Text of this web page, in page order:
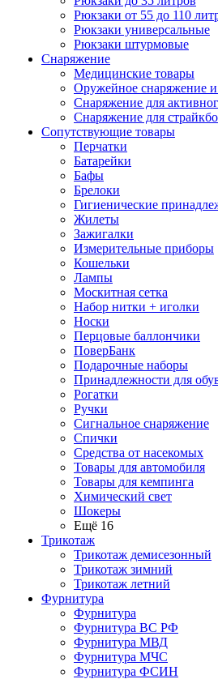
Рюкзаки от 55 до 110
Рюкзаки универсальные
Рюкзаки штурмовые
Снаряжение
Медицинские товары
Оружейное снаряжение
Снаряжение для
Снаряжение для
Сопутствующие товары
Перчатки
Батарейки
Бафы
Брелоки
Гигиенические
Жилеты
Зажигалки
Измерительные приборы
Кошельки
Лампы
Москитная сетка
Набор нитки + иголки
Носки
Перцовые баллончики
ПоверБанк
Подарочные наборы
Принадлежности для
Рогатки
Ручки
Сигнальное снаряжение
Спички
Средства от насекомых
Товары для автомобиля
Товары для кемпинга
Химический свет
Шокеры
Ещё 16
Трикотаж
Трикотаж демисезонный
Трикотаж зимний
Трикотаж летний
Фурнитура
Фурнитура
Фурнитура ВС РФ
Фурнитура МВД
Фурнитура МЧС
Фурнитура ФСИН